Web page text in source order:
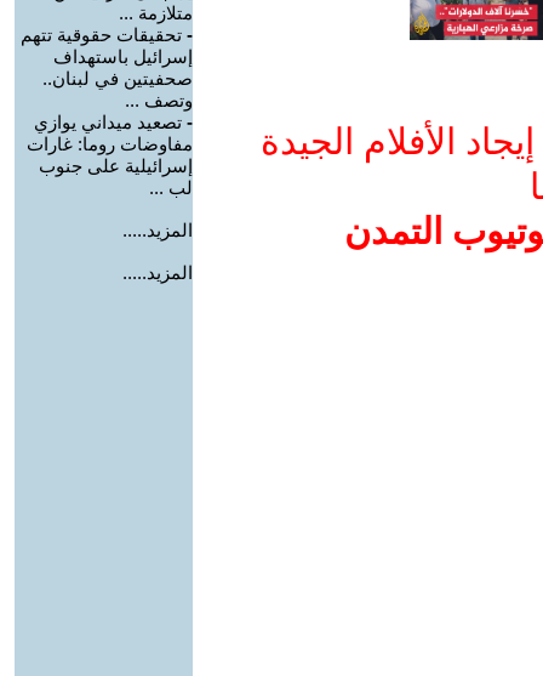
الأفلام الجيدة
التمدن
متلازمة ...
- تحقيقات حقوقية تتهم
إسرائيل باستهداف
صحفيتين في لبنان..
وتصف ...
- تصعيد ميداني يوازي
مفاوضات روما: غارات
إسرائيلية على جنوب
لب ...
المزيد.....
المزيد.....